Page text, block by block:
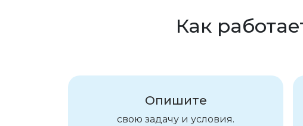
Как
Опишите
свою задачу и условия.